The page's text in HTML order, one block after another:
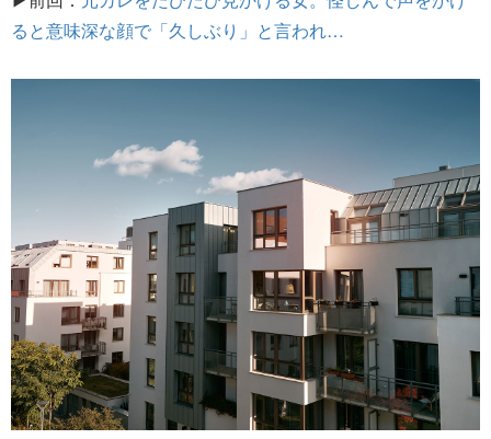
ると意味深な顔で「久しぶり」と言われ…